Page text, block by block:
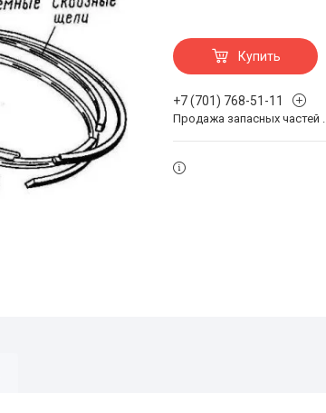
Купить
+7 (701) 768-51-11
Продажа запасных частей .